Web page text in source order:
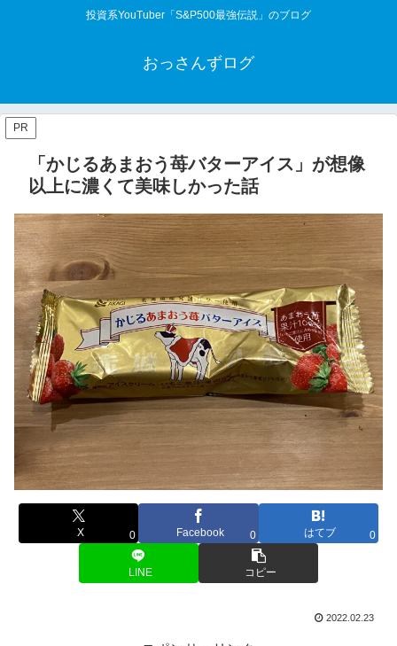
投資系YouTuber「S&P500最強伝説」のブログ
おっさんずログ
PR
「かじるあまおう苺バターアイス」が想像
以上に濃くて美味しかった話
X 0 Facebook 0 はてブ 0
LINE コピー
2022.02.23